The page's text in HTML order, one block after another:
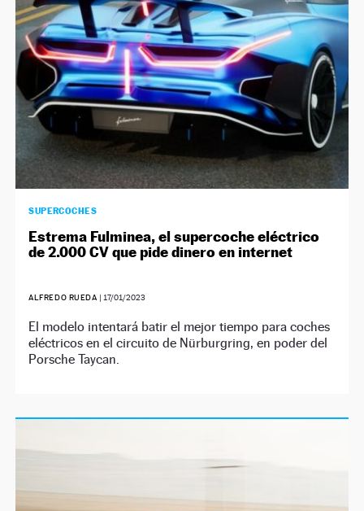
SUPERCOCHES
Estrema Fulminea, el supercoche eléctrico
de 2.000 CV que pide dinero en internet
ALFREDO RUEDA | 17/01/2023
El modelo intentará batir el mejor tiempo para coches
eléctricos en el circuito de Nürburgring, en poder del
Porsche Taycan.